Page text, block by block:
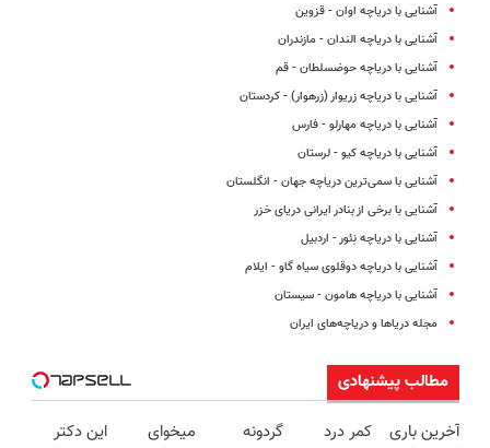
آشنایی با دریاچه اوان - قزوین
آشنایی با دریاچه الندان - مازندران
آشنایی با دریاچه حوض‎سلطان - قم
آشنایی با دریاچه زریوار (زره‎وار) - کردستان
آشنایی با دریاچه مهارلو - فارس
آشنایی با دریاچه کیو - لرستان
آشنایی با سمی‌ترین دریاچه جهان - انگلستان
آشنایی با برخی از بنادر ایرانی دریای خزر
آشنایی با دریاچه نِئور - اردبیل
آشنایی با دریاچه دوقلوی سیاه گاو - ایلام
آشنایی با دریاچه هامون - سیستان
مجله دریاها و دریاچه‌های ایران
مطالب پیشنهادی
آخرین باری
کمر درد
گردونه
میخوای
این دکتر